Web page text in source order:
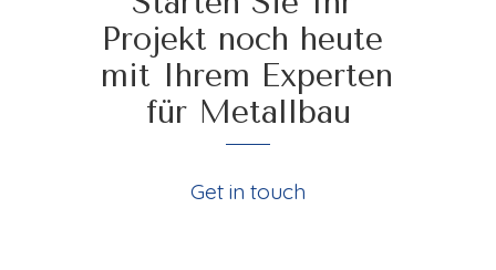
Projekt noch heute
mit Ihrem Experten
für Metallbau
Get in touch